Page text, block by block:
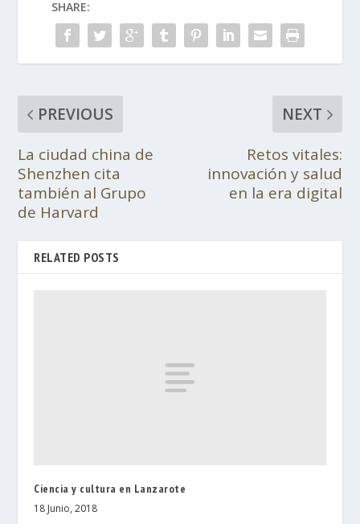
SHARE:
PREVIOUS
La ciudad china de
Shenzhen cita
también al Grupo
de Harvard
NEXT
Retos vitales:
innovación y salud
en la era digital
RELATED POSTS
Ciencia y cultura en Lanzarote
18 Junio, 2018